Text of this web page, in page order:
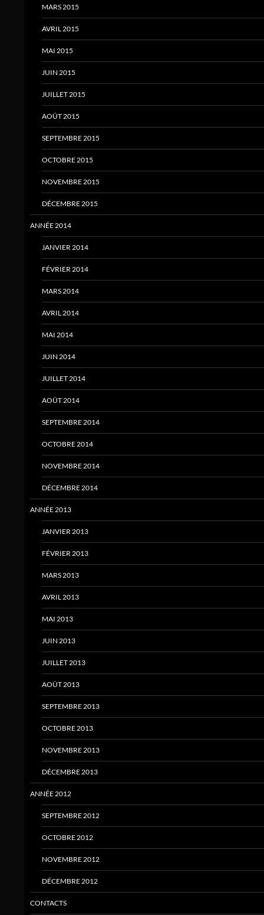
MARS 2015
AVRIL 2015
MAI 2015
JUIN 2015
JUILLET 2015
AOÛT 2015
SEPTEMBRE 2015
OCTOBRE 2015
NOVEMBRE 2015
DÉCEMBRE 2015
ANNÉE 2014
JANVIER 2014
FÉVRIER 2014
MARS 2014
AVRIL 2014
MAI 2014
JUIN 2014
JUILLET 2014
AOÛT 2014
SEPTEMBRE 2014
OCTOBRE 2014
NOVEMBRE 2014
DÉCEMBRE 2014
ANNÉE 2013
JANVIER 2013
FÉVRIER 2013
MARS 2013
AVRIL 2013
MAI 2013
JUIN 2013
JUILLET 2013
AOÛT 2013
SEPTEMBRE 2013
OCTOBRE 2013
NOVEMBRE 2013
DÉCEMBRE 2013
ANNÉE 2012
SEPTEMBRE 2012
OCTOBRE 2012
NOVEMBRE 2012
DÉCEMBRE 2012
CONTACTS